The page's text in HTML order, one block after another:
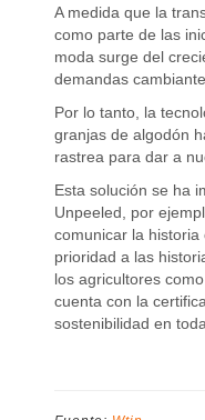
A medida que la
como parte de las
moda surge del
demandas
Por lo tanto, la
granjas de algodón
rastrea para dar a
Esta solución se ha
Unpeeled, por
comunicar la
prioridad a las
los agricultores
cuenta con la
sostenibilidad en